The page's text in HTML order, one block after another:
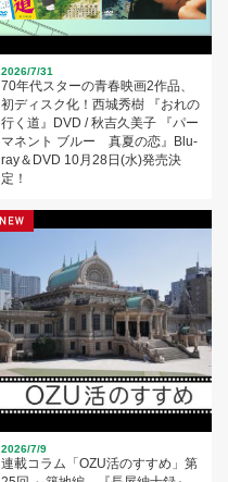
2026/7/31
70年代スターの青春映画2作品、
初ディスク化！西城秀樹 『おれの
行く道』DVD / 秋吉久美子 『パー
マネント ブルー 真夏の恋』Blu-
ray＆DVD 10月28日(水)発売決
定！
2026/7/9
連載コラム「OZU活のすすめ」第